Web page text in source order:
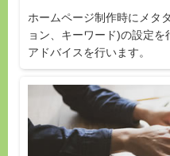
ホームページ制作時にメタ
ョン、キーワード)の設定
アドバイスを行います。